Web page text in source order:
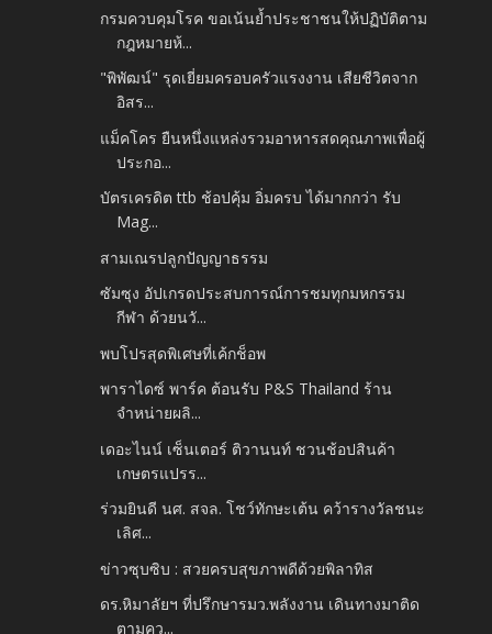
กรมควบคุมโรค ขอเน้นย้ำประชาชนให้ปฏิบัติตาม
กฎหมายห้...
"พิพัฒน์" รุดเยี่ยมครอบครัวแรงงาน เสียชีวิตจาก
อิสร...
แม็คโคร ยืนหนึ่งแหล่งรวมอาหารสดคุณภาพเพื่อผู้
ประกอ...
บัตรเครดิต ttb ช้อปคุ้ม อิ่มครบ ได้มากกว่า รับ
Mag...
สามเณรปลูกปัญญาธรรม
ซัมซุง อัปเกรดประสบการณ์การชมทุกมหกรรม
กีฬา ด้วยนวั...
พบโปรสุดพิเศษที่เค้กช็อพ
พาราไดซ์ พาร์ค ต้อนรับ P&S Thailand ร้าน
จำหน่ายผลิ...
เดอะไนน์ เซ็นเตอร์ ติวานนท์ ชวนช้อปสินค้า
เกษตรแปรร...
ร่วมยินดี นศ. สจล. โชว์ทักษะเต้น คว้ารางวัลชนะ
เลิศ...
ข่าวซุบซิบ : สวยครบสุขภาพดีด้วยพิลาทิส
ดร.หิมาลัยฯ ที่ปรึกษารมว.พลังงาน เดินทางมาติด
ตามคว...